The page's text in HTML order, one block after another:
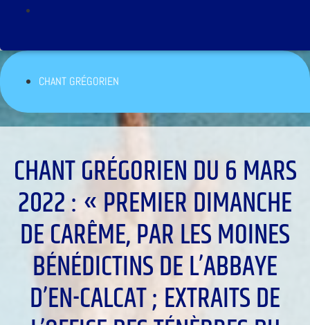
CHANT GRÉGORIEN
CHANT GRÉGORIEN DU 6 MARS
2022 : « PREMIER DIMANCHE
DE CARÊME, PAR LES MOINES
BÉNÉDICTINS DE L’ABBAYE
D’EN-CALCAT ; EXTRAITS DE